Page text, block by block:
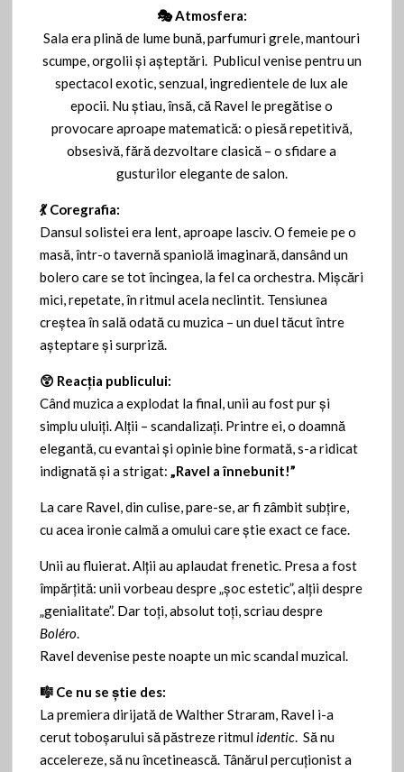
🎭 Atmosfera:
Sala era plină de lume bună, parfumuri grele, mantouri
scumpe, orgolii și așteptări. Publicul venise pentru un
spectacol exotic, senzual, ingredientele de lux ale
epocii. Nu știau, însă, că Ravel le pregătise o
provocare aproape matematică: o piesă repetitivă,
obsesivă, fără dezvoltare clasică – o sfidare a
gusturilor elegante de salon.
💃Coregrafia:
Dansul solistei era lent, aproape lasciv. O femeie pe o
masă, într-o tavernă spaniolă imaginară, dansând un
bolero care se tot încingea, la fel ca orchestra. Mișcări
mici, repetate, în ritmul acela neclintit. Tensiunea
creștea în sală odată cu muzica – un duel tăcut între
așteptare și surpriză.
😲 Reacția publicului:
Când muzica a explodat la final, unii au fost pur și
simplu uluiți. Alții – scandalizați. Printre ei, o doamnă
elegantă, cu evantai și opinie bine formată, s-a ridicat
indignată și a strigat:„Ravel a înnebunit!”
La care Ravel, din culise, pare-se, ar fi zâmbit subțire,
cu acea ironie calmă a omului care știe exact ce face.
Unii au fluierat. Alții au aplaudat frenetic. Presa a fost
împărțită: unii vorbeau despre „șoc estetic”, alții despre
„genialitate”. Dar toți, absolut toți, scriau despre
Boléro.
Ravel devenise peste noapte un mic scandal muzical.
🎼 Ce nu se știe des:
La premiera dirijată de Walther Straram, Ravel i-a
cerut toboșarului să păstreze ritmulidentic. Să nu
accelereze, să nu încetinească. Tânărul percuționist a